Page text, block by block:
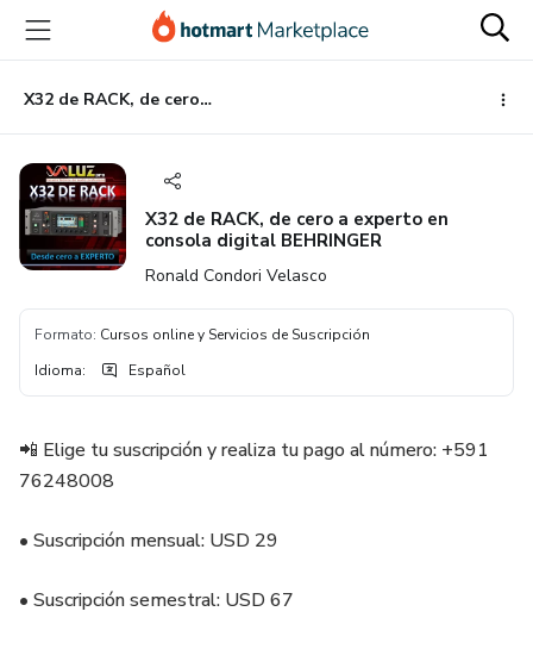
principal
página
de
página
X32 de RACK, de cero a experto en consola digital BEHRINGER
X32 de RACK, de cero a experto en
consola digital BEHRINGER
Ronald Condori Velasco
Formato: Cursos online y Servicios de Suscripción
Idioma: Español
📲 Elige tu suscripción y realiza tu pago al número: +591
76248008
• Suscripción mensual: USD 29
• Suscripción semestral: USD 67